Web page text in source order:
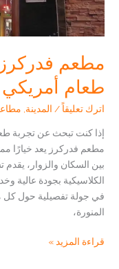
مطعم فدركرز
طعام
اترك تعليقاً / المدينة
إذا كنت تبحث عن تجربة
مطعم فدركرز يعد خيارًا
بين السكان والزوار، يقدم
الكلاسيكية بجودة عالية
في جولة تفصيلية حول كل
المنورة،
مطعم
قراءة المزيد »